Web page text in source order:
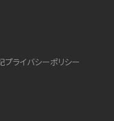
プライバシーポリシー